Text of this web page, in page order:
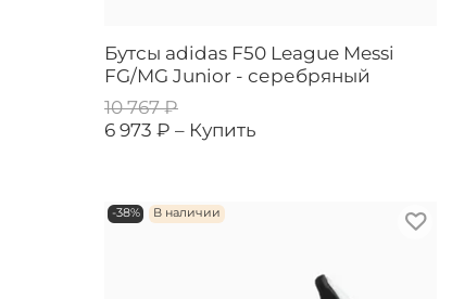
Бутсы adidas F50 League Messi
FG/MG Junior - серебряный
10 767 ₽
6 973 ₽ – Купить
-38% В наличии